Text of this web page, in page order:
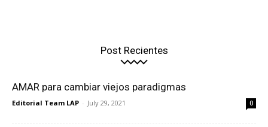
Post Recientes
AMAR para cambiar viejos paradigmas
Editorial Team LAP - July 29, 2021 0